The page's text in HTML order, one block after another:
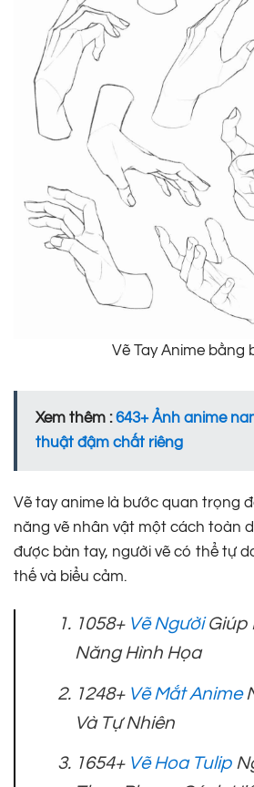
Vẽ Tay Anime bằng
Xem thêm :643+ Ảnh anime
thuật đậm chất riêng
Vẽ tay anime là bước quan trọng
năng vẽ nhân vật một cách toàn
được bàn tay, người vẽ có thể tự
thế và biểu cảm.
1058+ Vẽ NgườiGiúp
Năng Hình Họa
1248+ Vẽ Mắt Anime
Và Tự Nhiên
1654+ Vẽ Hoa Tulip